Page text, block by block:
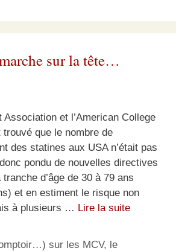
sur la tête…
Association et l’American College
que le nombre de
des statines aux USA n’était pas
pondu de nouvelles directives
d’âge de 30 à 79 ans
et en estiment le risque non
à plusieurs … Lire la suite
sur les MCV, le